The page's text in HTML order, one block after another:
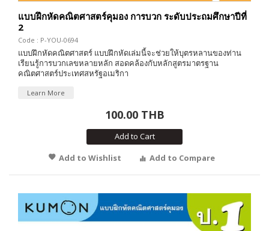
แบบฝึกหัดคณิตศาสตร์คุมอง การบวก ระดับประถมศึกษาปีที่
2
Code : P-YOU-0694
แบบฝึกหัดคณิตศาสตร์ แบบฝึกหัดเล่มนี้จะช่วยให้บุตรหลานของท่าน
เรียนรู้การบวกเลขหลายหลัก สอดคล้องกับหลักสูตรมาตรฐาน
คณิตศาสตร์ประเทศสหรัฐอเมริกา
Learn More
100.00 THB
Add to Cart
Add to Wishlist
Add to Compare